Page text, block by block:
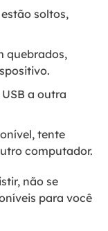
soltos,
quebrados,
a outra
tente
computador.
não se
para você